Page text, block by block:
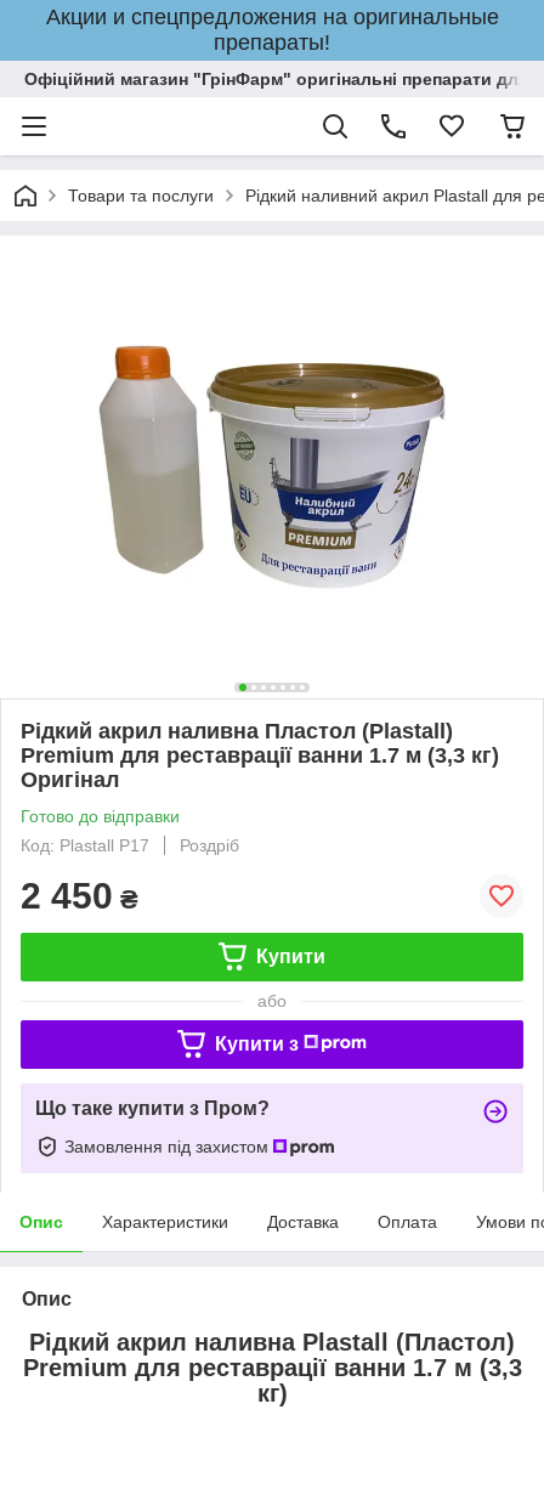
Акции и спецпредложения на оригинальные
препараты!
Офіційний магазин "ГрінФарм" оригінальні препарати для
Товари та послуги Рідкий наливний акрил Plastall для
Рідкий акрил наливна Пластол (Plastall)
Premium для реставрації ванни 1.7 м (3,3 кг)
Оригінал
Готово до відправки
Код: Plastall P17
Роздріб
2 450 ₴
Купити
або
Купити з
Що таке купити з Пром?
Замовлення під захистом
Опис Характеристики Доставка Оплата Умови
Опис
Рідкий акрил наливна Plastall (Пластол)
Premium для реставрації ванни 1.7 м (3,3
кг)